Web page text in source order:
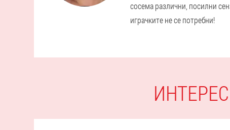
сосема различни, посилни
играчките не се потребни!